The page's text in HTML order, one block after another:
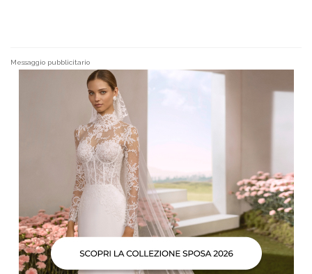
Messaggio pubblicitario